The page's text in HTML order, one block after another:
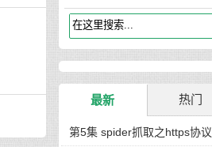
最新 热门
第5集 spider抓取之https协议